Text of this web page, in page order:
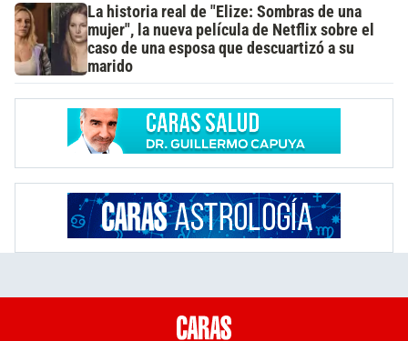
La historia real de "Elize: Sombras de una
mujer", la nueva película de Netflix sobre el
caso de una esposa que descuartizó a su
marido